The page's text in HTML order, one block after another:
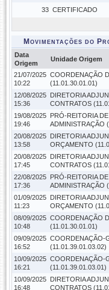
33 CERTIFICADO
Movimentações do
Data
Origem
Unidade Origem
21/07/2025
10:22
COORDENAÇÃO
(11.01.30.01.01)
12/08/2025
15:36
DIRETORIA
CONTRATOS
19/08/2025
19:46
PRÓ-REITORIA
ADMINISTRAÇÃO
20/08/2025
13:58
DIRETORIA
ORÇAMENTO
20/08/2025
17:45
DIRETORIA
CONTRATOS
22/08/2025
17:36
PRÓ-REITORIA
ADMINISTRAÇÃO
01/09/2025
11:23
DIRETORIA
ORÇAMENTO
08/09/2025
10:48
COORDENAÇÃO
(11.01.30.01.01)
09/09/2025
16:52
COORDENAÇÃO-
(11.01.39.01.03.02)
10/09/2025
16:21
COORDENAÇÃO-
(11.01.39.01.03.01)
10/09/2025
16:48
DIRETORIA
CONTRATOS